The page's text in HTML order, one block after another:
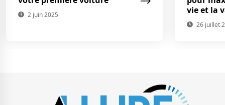
2 juin 2025
vie et la
26 juillet